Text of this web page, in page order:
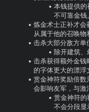
本钱提供的
不可靠金钱。
炼金术士正补才会
从属于他的召唤物
击杀大部分敌方单
除开建筑、
击杀获得额外金钱
的字体更大的漂浮
赏金神符奖励倍数
会影响友军，与激
赏金神符的
不会分段显